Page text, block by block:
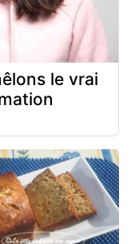
le vrai